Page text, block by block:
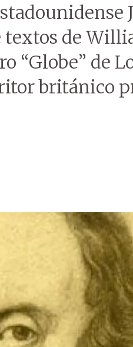
de
“Globe” de
británico